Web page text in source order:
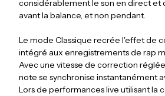
considérablement le son en direct
avant la balance, et non pendant.
Le mode Classique recrée l'effet de
intégré aux enregistrements de rap
Avec une vitesse de correction
note se synchronise instantanément
Lors de performances live utilisant la